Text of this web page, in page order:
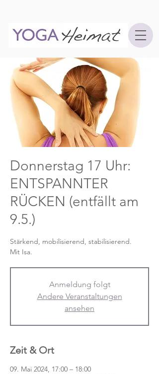
Donnerstag 17 Uhr:
ENTSPANNTER
RÜCKEN (entfällt am
9.5.)
Stärkend, mobilisierend, stabilisierend.
Mit Isa.
Anmeldung folgt
Andere Veranstaltungen
ansehen
Zeit & Ort
09. Mai 2024, 17:00 – 18:00